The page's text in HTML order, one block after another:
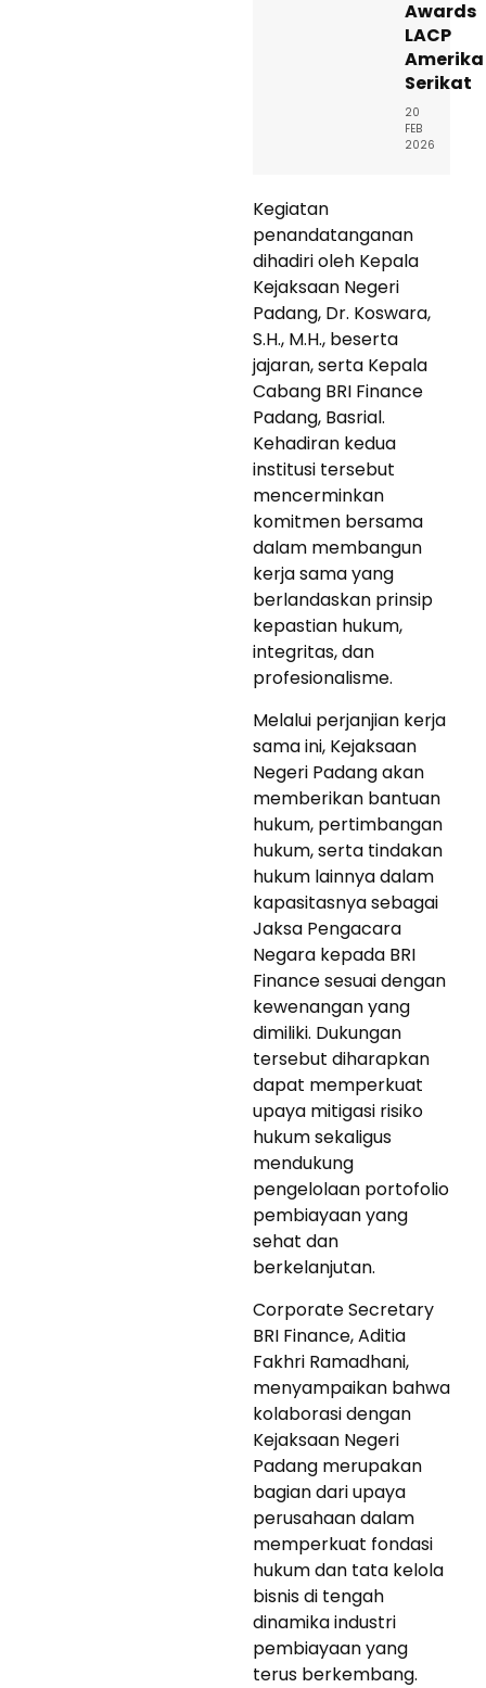
Awards
LACP
Amerika
Serikat
20
FEB
2026
Kegiatan
penandatanganan
dihadiri oleh Kepala
Kejaksaan Negeri
Padang, Dr. Koswara,
S.H., M.H., beserta
jajaran, serta Kepala
Cabang BRI Finance
Padang, Basrial.
Kehadiran kedua
institusi tersebut
mencerminkan
komitmen bersama
dalam membangun
kerja sama yang
berlandaskan prinsip
kepastian hukum,
integritas, dan
profesionalisme.
Melalui perjanjian kerja
sama ini, Kejaksaan
Negeri Padang akan
memberikan bantuan
hukum, pertimbangan
hukum, serta tindakan
hukum lainnya dalam
kapasitasnya sebagai
Jaksa Pengacara
Negara kepada BRI
Finance sesuai dengan
kewenangan yang
dimiliki. Dukungan
tersebut diharapkan
dapat memperkuat
upaya mitigasi risiko
hukum sekaligus
mendukung
pengelolaan portofolio
pembiayaan yang
sehat dan
berkelanjutan.
Corporate Secretary
BRI Finance, Aditia
Fakhri Ramadhani,
menyampaikan bahwa
kolaborasi dengan
Kejaksaan Negeri
Padang merupakan
bagian dari upaya
perusahaan dalam
memperkuat fondasi
hukum dan tata kelola
bisnis di tengah
dinamika industri
pembiayaan yang
terus berkembang.